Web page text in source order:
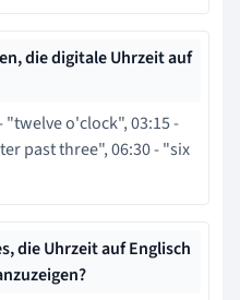
die digitale Uhrzeit auf
"twelve o'clock", 03:15 -
past three", 06:30 - "six
die Uhrzeit auf Englisch